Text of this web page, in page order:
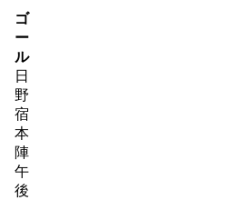
ゴ
ー
ル
日
野
宿
本
陣
午
後